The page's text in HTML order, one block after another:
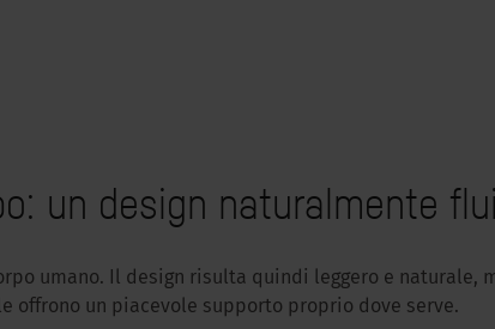
un design naturalmente
umano. Il design risulta quindi leggero e naturale,
offrono un piacevole supporto proprio dove serve.